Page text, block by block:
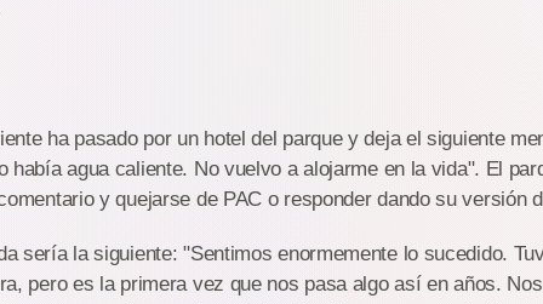
ha pasado por un hotel del parque y deja el siguiente
había agua caliente. No vuelvo a alojarme en la vida". El
y quejarse de PAC o responder dando su versión
sería la siguiente: "Sentimos enormemente lo sucedido.
pero es la primera vez que nos pasa algo así en años.